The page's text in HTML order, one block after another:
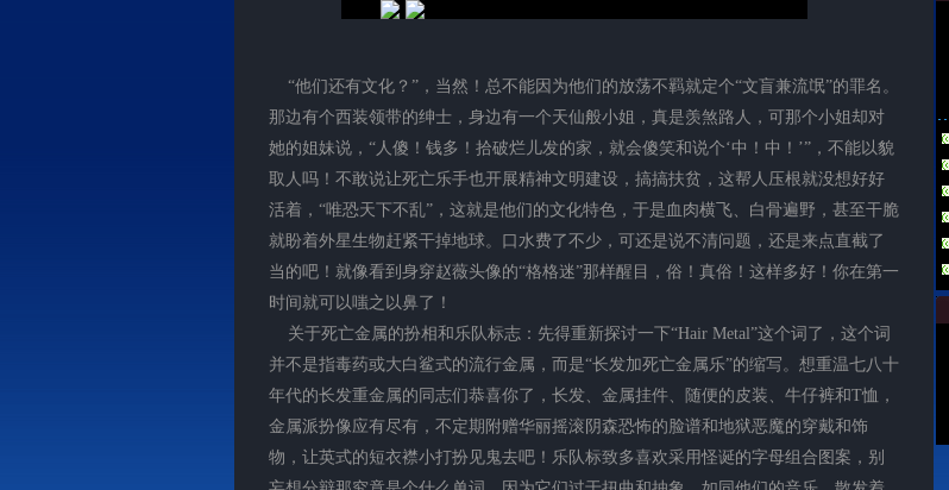
“他们还有文化？”，当然！总不能因为他们的放荡不羁就定个“文盲兼流氓”的罪名。
那边有个西装领带的绅士，身边有一个天仙般小姐，真是羡煞路人，可那个小姐却对
她的姐妹说，“人傻！钱多！拾破烂儿发的家，就会傻笑和说个‘中！中！’”，不能以貌
取人吗！不敢说让死亡乐手也开展精神文明建设，搞搞扶贫，这帮人压根就没想好好
活着，“唯恐天下不乱”，这就是他们的文化特色，于是血肉横飞、白骨遍野，甚至干脆
就盼着外星生物赶紧干掉地球。口水费了不少，可还是说不清问题，还是来点直截了
当的吧！就像看到身穿赵薇头像的“格格迷”那样醒目，俗！真俗！这样多好！你在第一
时间就可以嗤之以鼻了！
关于死亡金属的扮相和乐队标志：先得重新探讨一下“Hair Metal”这个词了，这个词
并不是指毒药或大白鲨式的流行金属，而是“长发加死亡金属乐”的缩写。想重温七八十
年代的长发重金属的同志们恭喜你了，长发、金属挂件、随便的皮装、牛仔裤和T恤，
金属派扮像应有尽有，不定期附赠华丽摇滚阴森恐怖的脸谱和地狱恶魔的穿戴和饰
物，让英式的短衣襟小打扮见鬼去吧！乐队标致多喜欢采用怪诞的字母组合图案，别